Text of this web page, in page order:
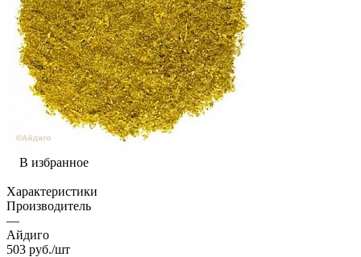
В избранное
Характеристики
Производитель
—
Айдиго
503 руб./шт